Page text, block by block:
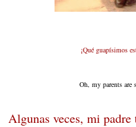
¡Qué guapísimos
Oh, my parents are
Algunas veces, mi